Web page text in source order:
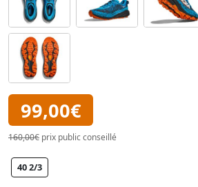
99,00€
160,00€ prix public conseillé
40 2/3